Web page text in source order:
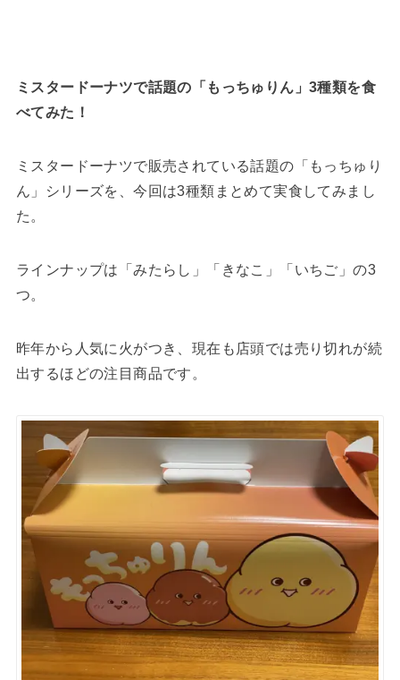
ミスタードーナツで話題の「もっちゅりん」3種類を食
べてみた！
ミスタードーナツで販売されている話題の「もっちゅり
ん」シリーズを、今回は3種類まとめて実食してみまし
た。
ラインナップは「みたらし」「きなこ」「いちご」の3
つ。
昨年から人気に火がつき、現在も店頭では売り切れが続
出するほどの注目商品です。